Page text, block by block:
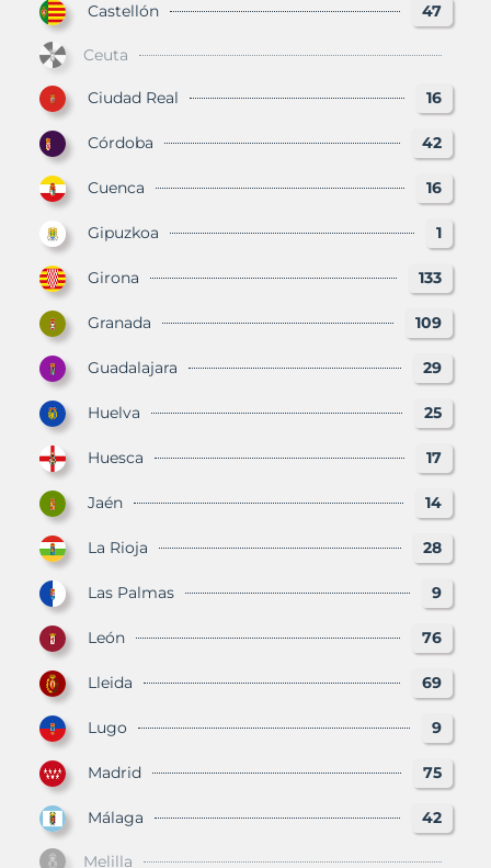
Castellón 47
Ceuta
Ciudad Real 16
Córdoba 42
Cuenca 16
Gipuzkoa 1
Girona 133
Granada 109
Guadalajara 29
Huelva 25
Huesca 17
Jaén 14
La Rioja 28
Las Palmas 9
León 76
Lleida 69
Lugo 9
Madrid 75
Málaga 42
Melilla